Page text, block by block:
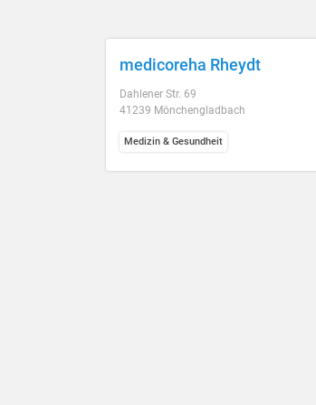
medicoreha Rheydt
Dahlener Str. 69
41239 Mönchengladbach
Medizin & Gesundheit